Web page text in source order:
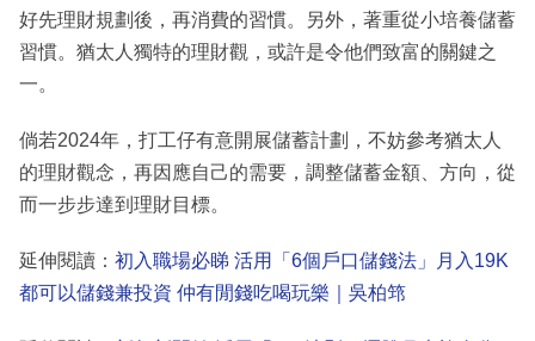
好先理財規劃後，再消費的習慣。另外，著重從小培養儲蓄
習慣。猶太人獨特的理財觀，或許是令他們致富的關鍵之
一。
倘若2024年，打工仔有意開展儲蓄計劃，不妨參考猶太人
的理財觀念，再因應自己的需要，調整儲蓄金額、方向，從
而一步步達到理財目標。
延伸閱讀： 初入職場必睇 活用「6個戶口儲錢法」月入19K
都可以儲錢兼投資 仲有閒錢吃喝玩樂｜吳柏筇